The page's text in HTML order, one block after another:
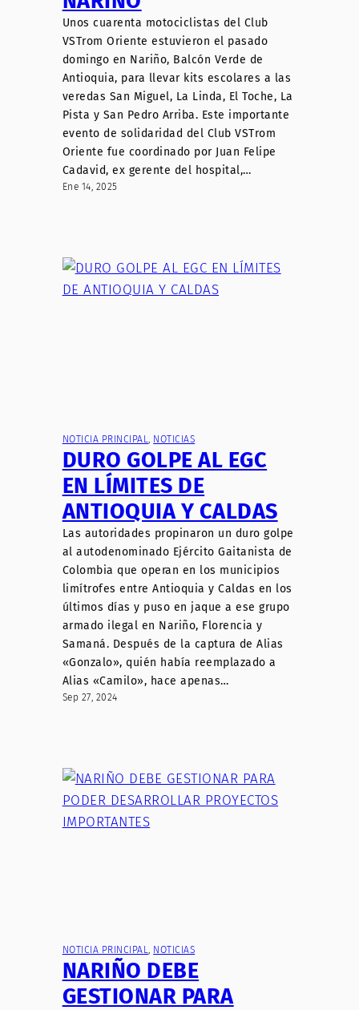
Unos cuarenta motociclistas del Club
VSTrom Oriente estuvieron el pasado
domingo en Nariño, Balcón Verde de
Antioquia, para llevar kits escolares a las
veredas San Miguel, La Linda, El Toche, La
Pista y San Pedro Arriba. Este importante
evento de solidaridad del Club VSTrom
Oriente fue coordinado por Juan Felipe
Cadavid, ex gerente del hospital,…
Ene 14, 2025
NOTICIA PRINCIPAL NOTICIAS
DURO GOLPE AL EGC
EN LÍMITES DE
ANTIOQUIA Y CALDAS
Las autoridades propinaron un duro golpe
al autodenominado Ejército Gaitanista de
Colombia que operan en los municipios
limítrofes entre Antioquia y Caldas en los
últimos días y puso en jaque a ese grupo
armado ilegal en Nariño, Florencia y
Samaná. Después de la captura de Alias
«Gonzalo», quién había reemplazado a
Alias «Camilo», hace apenas…
Sep 27, 2024
NOTICIA PRINCIPAL, NOTICIAS
NARIÑO DEBE
GESTIONAR PARA